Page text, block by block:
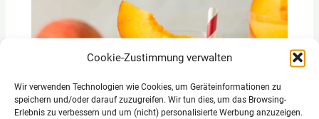
Cookie-Zustimmung verwalten
Wir verwenden Technologien wie Cookies, um Geräteinformationen zu
speichern und/oder darauf zuzugreifen. Wir tun dies, um das Browsing-
Erlebnis zu verbessern und um (nicht) personalisierte Werbung anzuzeigen.